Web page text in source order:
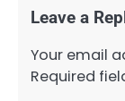
Leave a
Your email
Required